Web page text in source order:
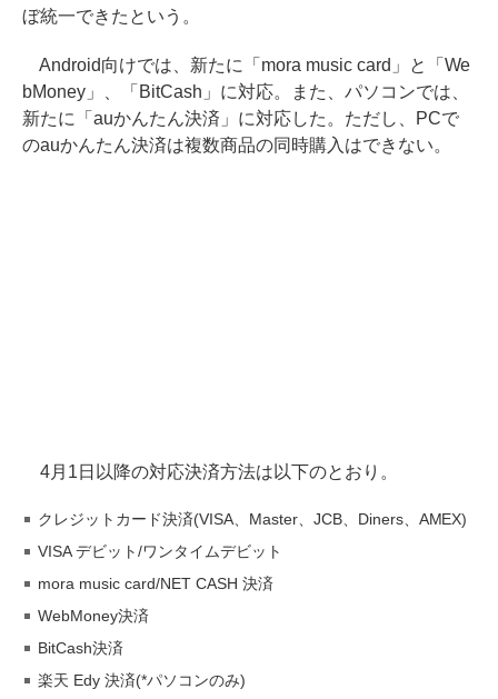
ぼ統一できたという。
Android向けでは、新たに「mora music card」と「We
bMoney」、「BitCash」に対応。また、パソコンでは、
新たに「auかんたん決済」に対応した。ただし、PCで
のauかんたん決済は複数商品の同時購入はできない。
4月1日以降の対応決済方法は以下のとおり。
クレジットカード決済(VISA、Master、JCB、Diners、AMEX)
VISA デビット/ワンタイムデビット
mora music card/NET CASH 決済
WebMoney決済
BitCash決済
楽天 Edy 決済(*パソコンのみ)